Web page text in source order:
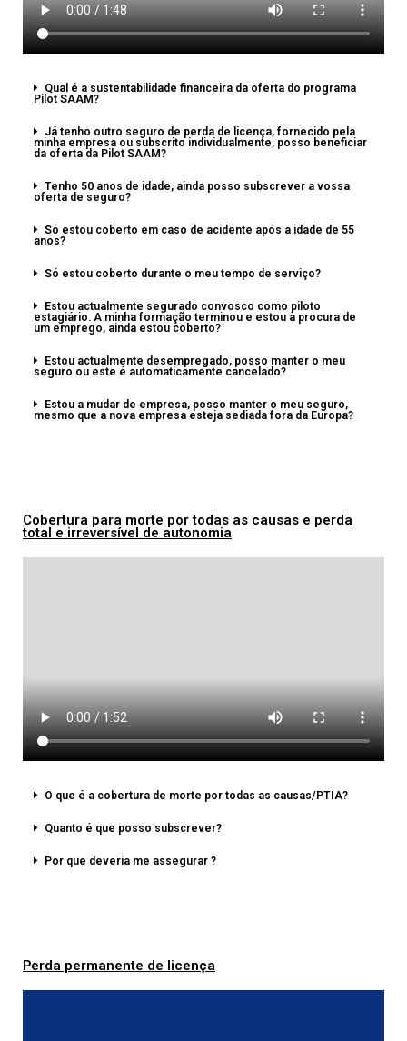
Qual é a sustentabilidade financeira da oferta do programa
Pilot SAAM?
Já tenho outro seguro de perda de licença, fornecido pela
minha empresa ou subscrito individualmente, posso beneficiar
da oferta da Pilot SAAM?
Tenho 50 anos de idade, ainda posso subscrever a vossa
oferta de seguro?
Só estou coberto em caso de acidente após a idade de 55
anos?
Só estou coberto durante o meu tempo de serviço?
Estou actualmente segurado convosco como piloto
estagiário. A minha formação terminou e estou à procura de
um emprego, ainda estou coberto?
Estou actualmente desempregado, posso manter o meu
seguro ou este é automaticamente cancelado?
Estou a mudar de empresa, posso manter o meu seguro,
mesmo que a nova empresa esteja sediada fora da Europa?
Cobertura para morte por todas as causas e perda
total e irreversível de autonomia
O que é a cobertura de morte por todas as causas/PTIA?
Quanto é que posso subscrever?
Por que deveria me assegurar ?
Perda permanente de licença